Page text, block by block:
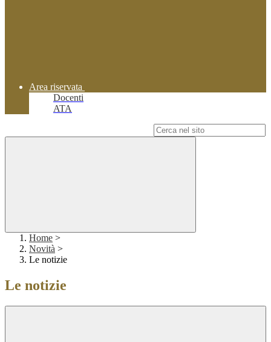
Area riservata
Docenti
ATA
Home >
Novità >
Le notizie
Le notizie